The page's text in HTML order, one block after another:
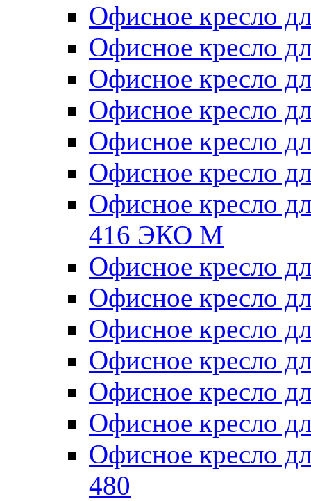
Офисное кресло
Офисное кресло
Офисное кресло
Офисное кресло
Офисное кресло
Офисное кресло
Офисное кресло
416 ЭКО М
Офисное кресло
Офисное кресло
Офисное кресло
Офисное кресло
Офисное кресло
Офисное кресло
Офисное кресло
480